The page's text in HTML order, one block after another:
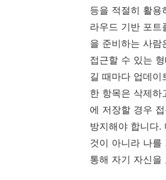
등을 적절히 활용
라우드 기반 포트
을 준비하는 사람
접근할 수 있는
길 때마다 업데이
한 항목은 삭제하
에 저장할 경우
방지해야 합니다.
것이 아니라 나를
통해 자기 자신을